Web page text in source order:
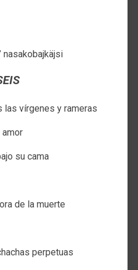
nasakobajkäjsi
las vírgenes y rameras
su cama
de la muerte
perpetuas